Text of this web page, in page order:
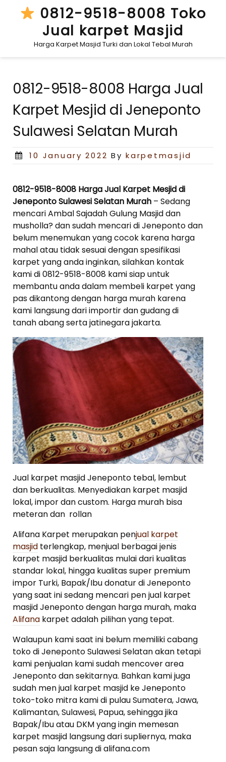
0812-9518-8008 Toko
Jual karpet Masjid
Harga Karpet Masjid Turki dan Lokal Tebal Murah
0812-9518-8008 Harga Jual
Karpet Mesjid di Jeneponto
Sulawesi Selatan Murah
Posted
10 January 2022 Bykarpetmasjid
0812-9518-8008 Harga Jual Karpet Mesjid di
Jeneponto Sulawesi Selatan Murah – Sedang
mencari Ambal Sajadah Gulung Masjid dan
musholla? dan sudah mencari di Jeneponto dan
belum menemukan yang cocok karena harga
mahal atau tidak sesuai dengan spesifikasi
karpet yang anda inginkan, silahkan kontak
kami di 0812-9518-8008 kami siap untuk
membantu anda dalam membeli karpet yang
pas dikantong dengan harga murah karena
kami langsung dari importir dan gudang di
tanah abang serta jatinegara jakarta.
Jual karpet masjid Jeneponto tebal, lembut
dan berkualitas. Menyediakan karpet masjid
lokal, impor dan custom. Harga murah bisa
meteran dan rollan
Alifana Karpet merupakan penjual karpet
masjid terlengkap, menjual berbagai jenis
karpet masjid berkualitas mulai dari kualitas
standar lokal, hingga kualitas super premium
impor Turki, Bapak/Ibu donatur di Jeneponto
yang saat ini sedang mencari pen jual karpet
masjid Jeneponto dengan harga murah, maka
Alifana karpet adalah pilihan yang tepat.
Walaupun kami saat ini belum memiliki cabang
toko di Jeneponto Sulawesi Selatan akan tetapi
kami penjualan kami sudah mencover area
Jeneponto dan sekitarnya. Bahkan kami juga
sudah men jual karpet masjid ke Jeneponto
toko-toko mitra kami di pulau Sumatera, Jawa,
Kalimantan, Sulawesi, Papua, sehingga jika
Bapak/Ibu atau DKM yang ingin memesan
karpet masjid langsung dari supliernya, maka
pesan saja langsung di alifana.com